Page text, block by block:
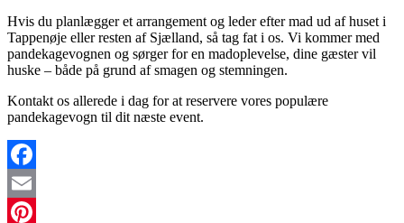
Hvis du planlægger et arrangement og leder efter mad ud af huset i
Tappenøje eller resten af Sjælland, så tag fat i os. Vi kommer med
pandekagevognen og sørger for en madoplevelse, dine gæster vil
huske – både på grund af smagen og stemningen.
Kontakt os allerede i dag for at reservere vores populære
pandekagevogn til dit næste event.
Facebook
Email